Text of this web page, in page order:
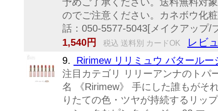
のでご注意ください。カネボウ化
話：050-5577-5043[メイクアップ/
1,540円
税込 送料別 カードOK レビ
9.
Ririmew リリミュウ バタールー
注目カテゴリ リリーアンナのトパ
名 《Ririmew》 手にした誰もがそ
りたての色・ツヤが持続するリッ